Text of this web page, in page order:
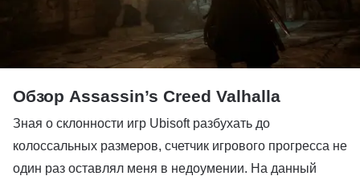
Обзор Assassin’s Creed Valhalla
Зная о склонности игр Ubisoft разбухать до
колоссальных размеров, счетчик игрового прогресса не
один раз оставлял меня в недоумении. На данный